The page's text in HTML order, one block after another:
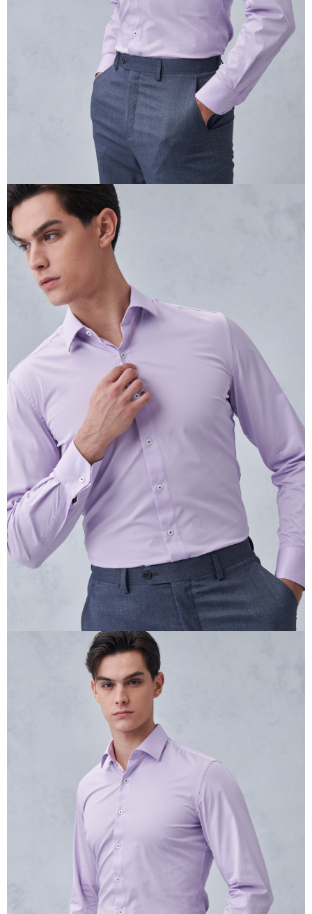
ます。当サービスご利用の際に提供しなければならない個人情報（注文者
の氏名、電話番号、受取人の氏名、電話番号、受取人住所を含むがこれに
限らない）は、AFTEEに渡され当サービスで必要な範囲内で利用されま
す。AFTEEの個人情報の収集、処理、利用について、詳細はAFTEE公式ホ
ームページの『個人情報の収集、処理及び利用に関する声明』をご参照く
https://aftee.tw/privacypolicy/ ）。
AFTEEの初回ご利用の際に、審査を通過すれば、最高額がNT$10,000にな
ります。支払い期限を過ぎた場合、その金額に基づいて年利20%の遅延滞
納金が加算されます。未成年の利用者は、事前に法定代理人または後見人
の同意を得ればAFTEEをご利用いただけます。
個人情報の処理、利用について疑問がある、または関連する法律の権利を
行使したい場合は、ネットプロテクションズ
cs_tw@netprotections.co.jp
にご連絡ください。上記に示した個人情報を、必要な購入注文書とあわせ
てAFTEEにご提供いただく、またはAFTEEにあなたの個人情報の収集、処
理、利用を許可することににご同意いただけない場合は、当サービスを選
択しないでください。